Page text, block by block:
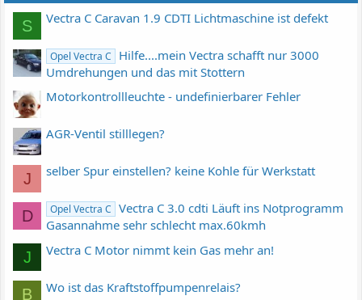
S Vectra C Caravan 1.9 CDTI Lichtmaschine ist defekt
Opel Vectra C
Hilfe....mein Vectra schafft nur 3000
Umdrehungen und das mit Stottern
Motorkontrollleuchte - undefinierbarer Fehler
AGR-Ventil stilllegen?
J selber Spur einstellen? keine Kohle für Werkstatt
D Opel Vectra C
Vectra C 3.0 cdti Läuft ins Notprogramm
Gasannahme sehr schlecht max.60kmh
J Vectra C Motor nimmt kein Gas mehr an!
B Wo ist das Kraftstoffpumpenrelais?